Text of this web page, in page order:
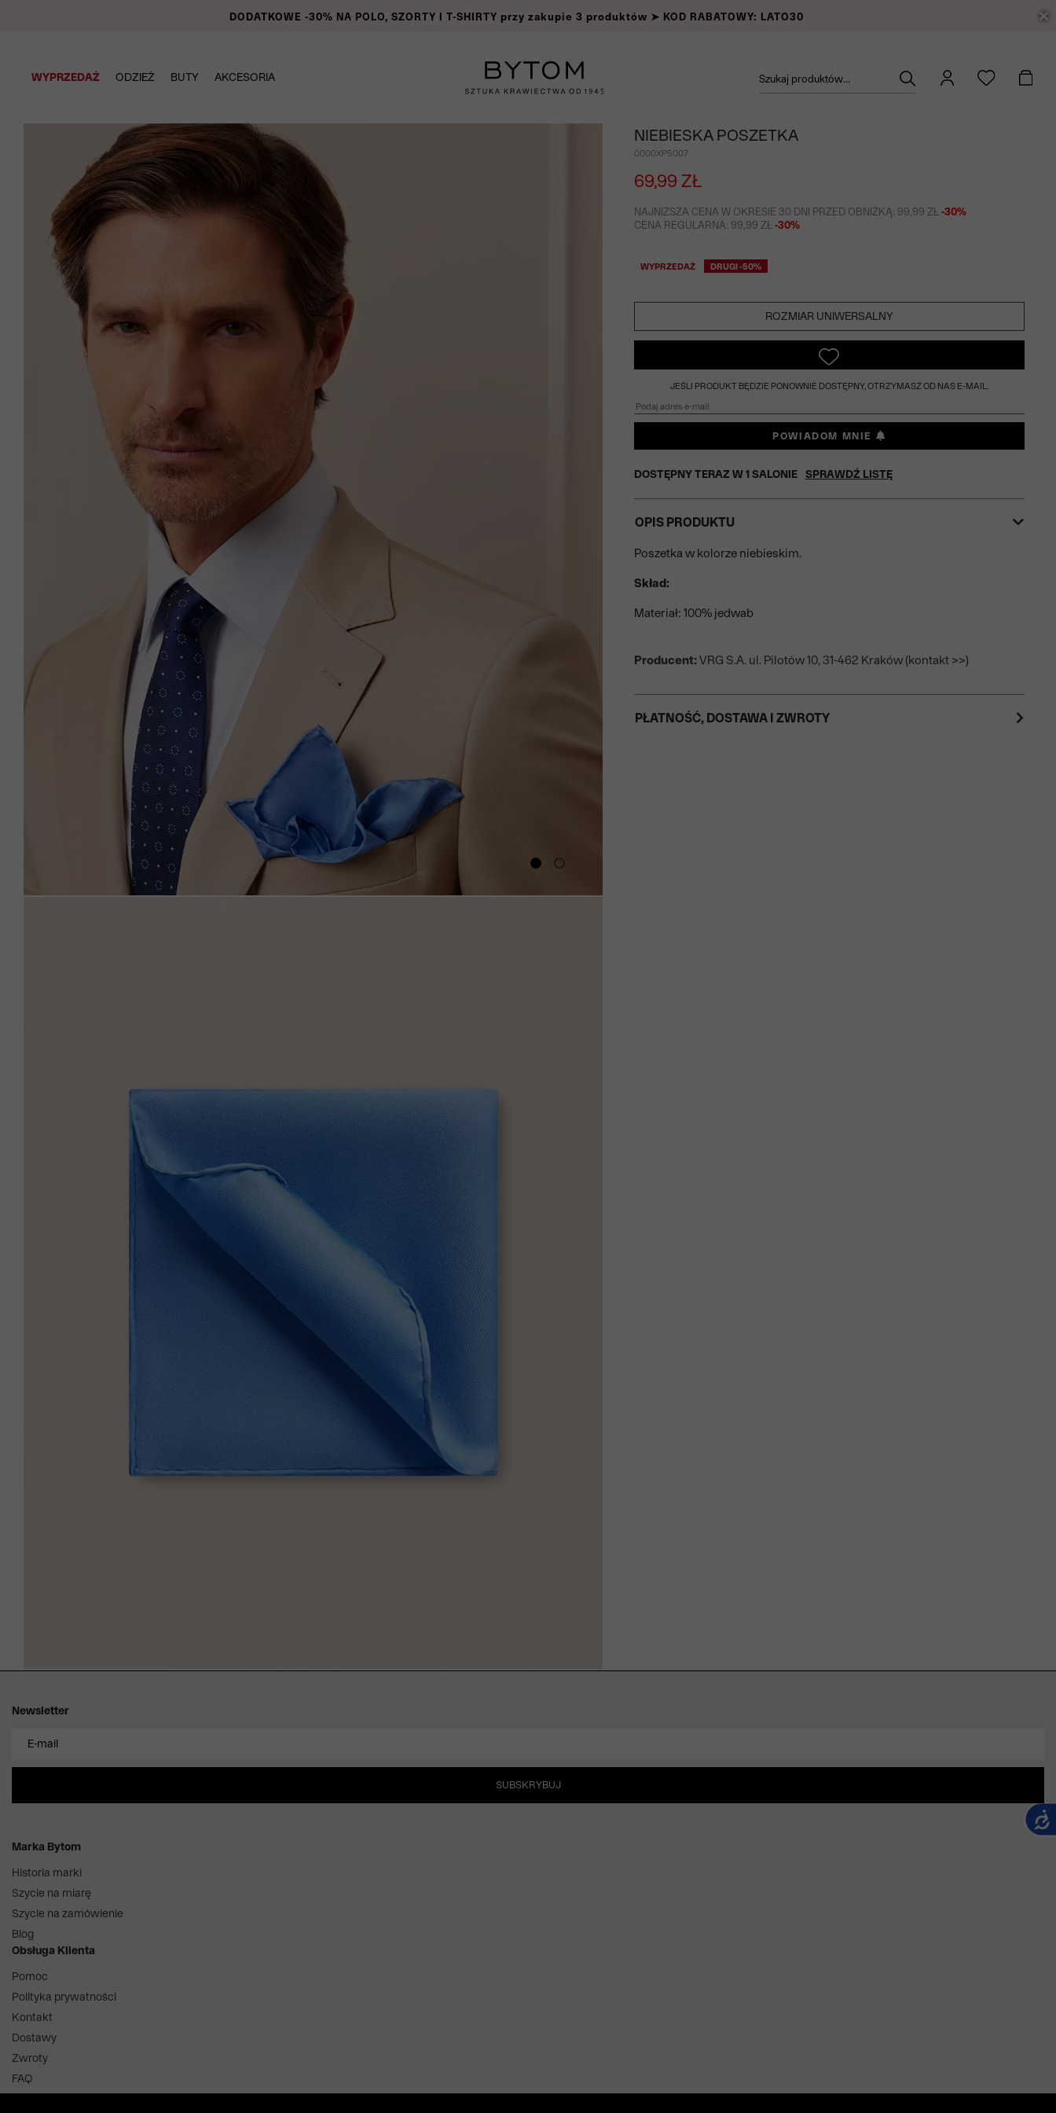
DODATKOWE -30% NA POLO, SZORTY I T-SHIRTY przy zakupie 3 produktów ➤ KOD RABATOWY: LATO30
WYPRZEDAŻ ODZIEŻ BUTY AKCESORIA Szukaj produktów...
NIEBIESKA POSZETKA
0000XP5007
69,99 ZŁ
NAJNIŻSZA CENA W OKRESIE 30 DNI PRZED OBNIŻKĄ: 99,99 ZŁ -30%
CENA REGULARNA: 99,99 ZŁ -30%
WYPRZEDAŻ DRUGI -50%
ROZMIAR UNIWERSALNY
JEŚLI PRODUKT BĘDZIE PONOWNIE DOSTĘPNY, OTRZYMASZ OD NAS E-MAIL.
POWIADOM MNIE
DOSTĘPNY TERAZ W1SALONIE SPRAWDŹ LISTĘ
OPIS PRODUKTU
Poszetka w kolorze niebieskim.
Skład:
Materiał: 100% jedwab
Producent: VRG S.A. ul. Pilotów 10, 31-462 Kraków (kontakt >>)
PŁATNOŚĆ, DOSTAWA I ZWROTY
Marka Bytom
Historia marki
Szycie na miarę
Szycie na zamówienie
Blog
Obsługa Klienta
Pomoc
Polityka prywatności
Kontakt
Dostawy
Zwroty
FAQ
Newsletter